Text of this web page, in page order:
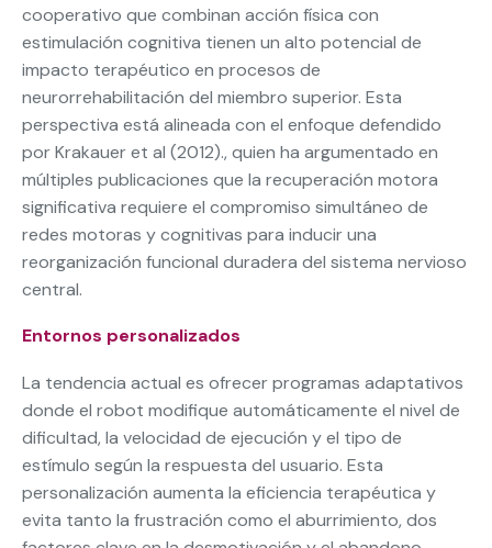
cooperativo que combinan acción física con
estimulación cognitiva tienen un alto potencial de
impacto terapéutico en procesos de
neurorrehabilitación del miembro superior. Esta
perspectiva está alineada con el enfoque defendido
por Krakauer et al (2012)., quien ha argumentado en
múltiples publicaciones que la recuperación motora
significativa requiere el compromiso simultáneo de
redes motoras y cognitivas para inducir una
reorganización funcional duradera del sistema nervioso
central.
Entornos personalizados
La tendencia actual es ofrecer programas adaptativos
donde el robot modifique automáticamente el nivel de
dificultad, la velocidad de ejecución y el tipo de
estímulo según la respuesta del usuario. Esta
personalización aumenta la eficiencia terapéutica y
evita tanto la frustración como el aburrimiento, dos